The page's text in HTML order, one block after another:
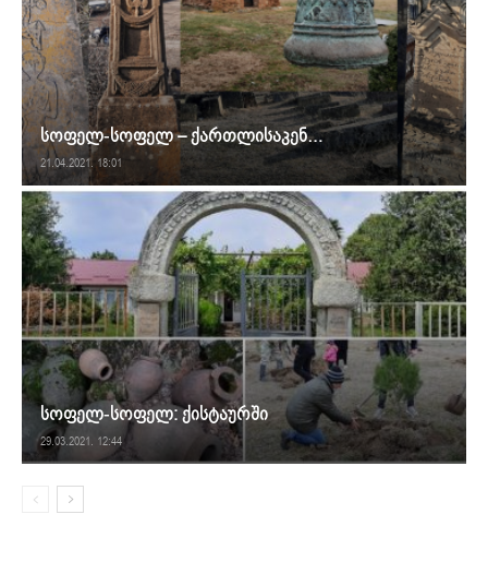
სოფელ-სოფელ – ქართლისაკენ…
21.04.2021. 18:01
სოფელ-სოფელ: ქისტაურში
29.03.2021. 12:44